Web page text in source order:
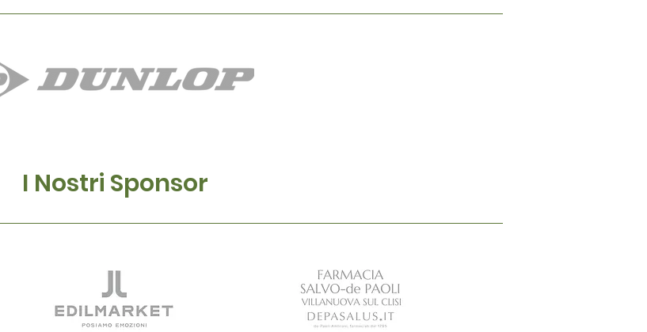
I Nostri Sponsor